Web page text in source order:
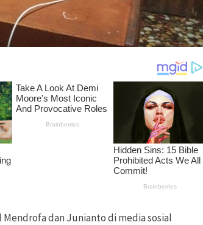
dan Junianto di media sosial